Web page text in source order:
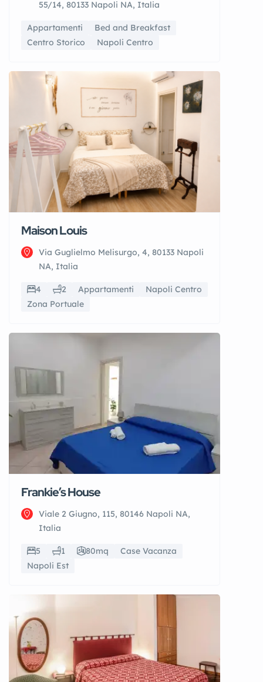
55/14, 80133 Napoli NA, Italia
Appartamenti
Bed and Breakfast
Centro Storico
Napoli Centro
Maison Louis
Via Guglielmo Melisurgo, 4, 80133 Napoli
NA, Italia
4 2 Appartamenti
Napoli Centro
Zona Portuale
Frankie’s House
Viale 2 Giugno, 115, 80146 Napoli NA,
Italia
5 1 80mq
Case Vacanza
Napoli Est